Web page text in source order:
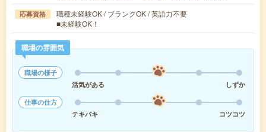
応募資格
職種未経験OK / ブランクOK / 英語力不要
■未経験OK！
職場の雰囲気
職場の様子
活気がある
しずか
仕事の仕方
テキパキ
コツコツ